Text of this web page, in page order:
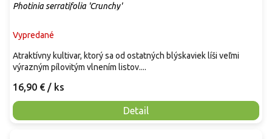
Photinia serratifolia 'Crunchy'
Vypredané
16,90 € / ks
Detail
Atraktívny kultivar, ktorý sa od ostatných blýskaviek líši veľmi
výrazným pílovitým vlnením listov....